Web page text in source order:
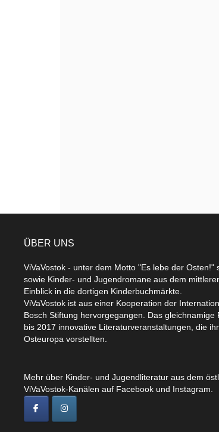
ÜBER UNS
ViVaVostok - unter dem Motto "Es lebe der
sowie Kinder- und Jugendromane aus dem
Einblick in die dortigen Kinderbuchmärkte.
ViVaVostok ist aus einer Kooperation der
Bosch Stiftung hervorgegangen. Das
bis 2017 innovative Literaturveranstaltungen, die
Osteuropa vorstellten.
Mehr über Kinder- und Jugendliteratur aus dem
ViVaVostok-Kanälen auf Facebook und Instagram.